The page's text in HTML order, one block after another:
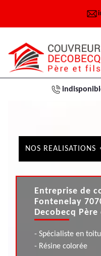
NOS REALISATIONS
Entreprise de
Fontenelay
Decobecq Père
- Spécialiste en
- Résine colorée